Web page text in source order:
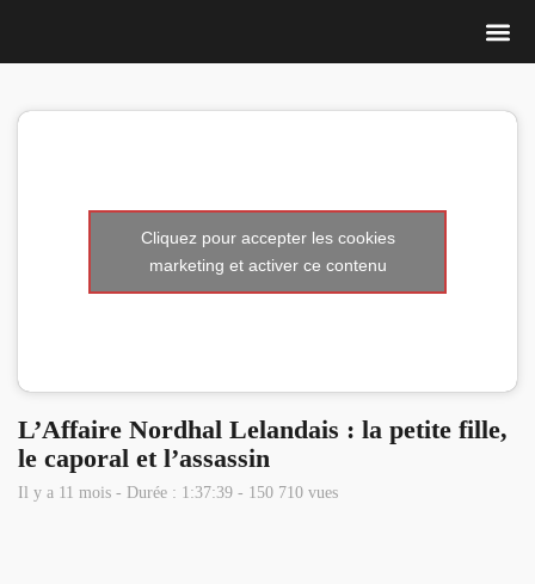
Cliquez pour accepter les cookies
marketing et activer ce contenu
L’Affaire Nordhal Lelandais : la petite fille,
le caporal et l’assassin
Il y a 11 mois - Durée : 1:37:39 - 150 710 vues